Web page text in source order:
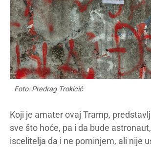
Foto: Predrag Trokicić
Koji je amater ovaj Tramp,
sve što hoće, pa i da bude
iscelitelja da i ne pominjem, ali nije